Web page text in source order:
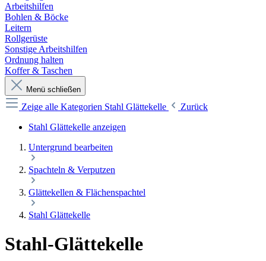
Arbeitshilfen
Bohlen & Böcke
Leitern
Rollgerüste
Sonstige Arbeitshilfen
Ordnung halten
Koffer & Taschen
Menü schließen
Zeige alle Kategorien Stahl Glättekelle
Zurück
Stahl Glättekelle anzeigen
Untergrund bearbeiten
Spachteln & Verputzen
Glättekellen & Flächenspachtel
Stahl Glättekelle
Stahl-Glättekelle